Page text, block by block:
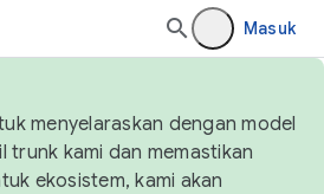
Masuk
menyelaraskan dengan model
trunk kami dan memastikan
ekosistem, kami akan